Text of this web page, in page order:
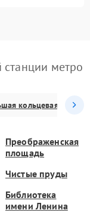
метро
кольцевая
Преображенская
площадь
Чистые пруды
Библиотека
имени Ленина